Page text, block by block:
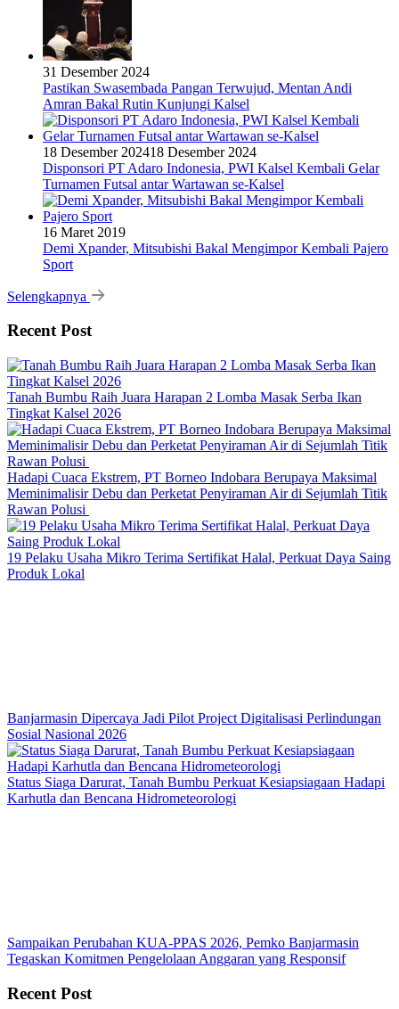
31 Desember 2024
Pastikan Swasembada Pangan Terwujud, Mentan Andi
Amran Bakal Rutin Kunjungi Kalsel
18 Desember 202418 Desember 2024
Disponsori PT Adaro Indonesia, PWI Kalsel Kembali Gelar
Turnamen Futsal antar Wartawan se-Kalsel
16 Maret 2019
Demi Xpander, Mitsubishi Bakal Mengimpor Kembali Pajero
Sport
Selengkapnya
Recent Post
Tanah Bumbu Raih Juara Harapan 2 Lomba Masak Serba Ikan
Tingkat Kalsel 2026
Hadapi Cuaca Ekstrem, PT Borneo Indobara Berupaya Maksimal
Meminimalisir Debu dan Perketat Penyiraman Air di Sejumlah Titik
Rawan Polusi
19 Pelaku Usaha Mikro Terima Sertifikat Halal, Perkuat Daya Saing
Produk Lokal
Banjarmasin Dipercaya Jadi Pilot Project Digitalisasi Perlindungan
Sosial Nasional 2026
Status Siaga Darurat, Tanah Bumbu Perkuat Kesiapsiagaan Hadapi
Karhutla dan Bencana Hidrometeorologi
Sampaikan Perubahan KUA-PPAS 2026, Pemko Banjarmasin
Tegaskan Komitmen Pengelolaan Anggaran yang Responsif
Recent Post